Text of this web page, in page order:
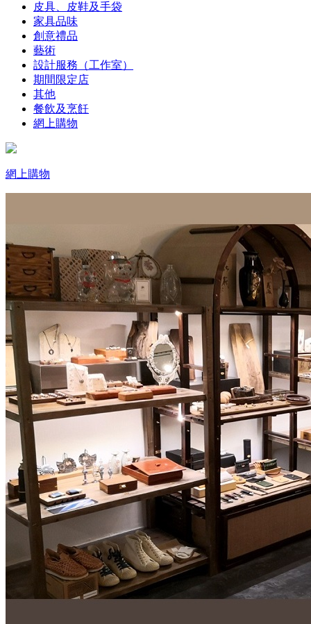
皮具、皮鞋及手袋
家具品味
創意禮品
藝術
設計服務（工作室）
期間限定店
其他
餐飲及烹飪
網上購物
網上購物